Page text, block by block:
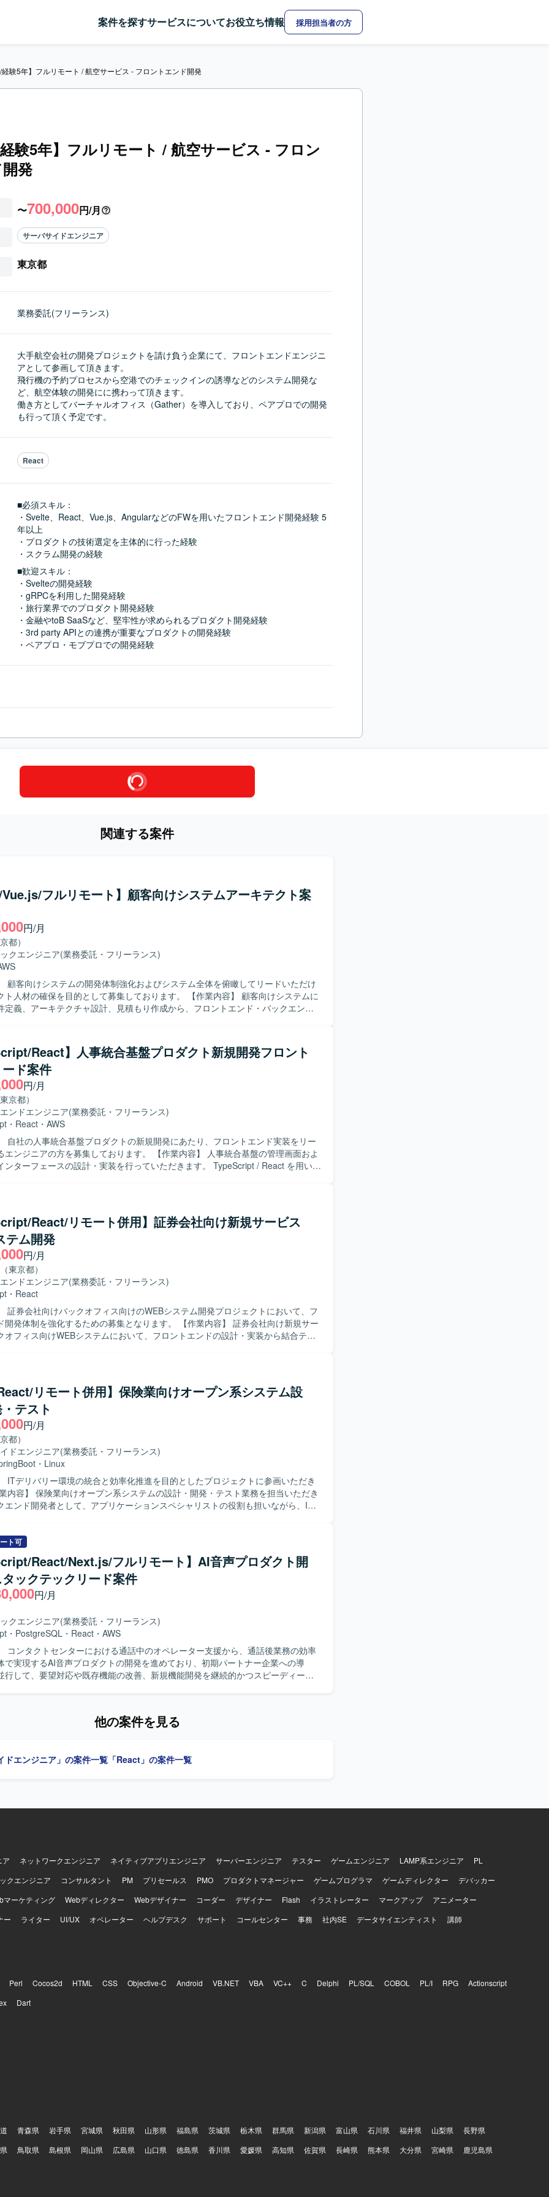
案件を探すサービスについてお役立ち情報 採用担当者の方
験5年】フルリモート / 航空サービス - フロントエンド開発
験5年】フルリモート / 航空サービス - フロン
発
〜700,000円/月
サーバサイドエンジニア
東京都
業務委託(フリーランス)
大手航空会社の開発プロジェクトを請け負う企業にて、フロントエンドエンジニ
アとして参画して頂きます。
飛行機の予約プロセスから空港でのチェックインの誘導などのシステム開発な
ど、航空体験の開発にに携わって頂きます。
働き方としてバーチャルオフィス（Gather）を導入しており、ペアプロでの開発
も行って頂く予定です。
React
■必須スキル：
・Svelte、React、Vue.js、AngularなどのFWを用いたフロントエンド開発経験 5
年以上
・プロダクトの技術選定を主体的に行った経験
・スクラム開発の経験
■歓迎スキル：
・Svelteの開発経験
・gRPCを利用した開発経験
・旅行業界でのプロダクト開発経験
・金融やtoB SaaSなど、堅牢性が求められるプロダクト開発経験
・3rd party APIとの連携が重要なプロダクトの開発経験
・ペアプロ・モブプロでの開発経験
関連する案件
フルリモート】顧客向けシステムアーキテクト案
円/月
都）
クエンジニア(業務委託・フリーランス)
顧客向けシステムの開発体制強化およびシステム全体を俯瞰してリードいただけ
確保を目的として募集しております。 【作業内容】 顧客向けシステムに
定義、アーキテクチャ設計、見積もり作成から、フロントエンド・バックエンド
す。 【求める人物像】 システム全体を俯瞰しながら、フロン
バックエンド、インフラまで一貫して主体的に関わることができる方を求めてお
とのコミュニケーションを通じて技術提案を行い、技術的負債の解消や継続的な
る方が望ましいです。 【ポジションの魅力】 フロントエンドからイ
広い技術領域に関わりながら、アーキテクトとして技術選定やシステム全体設計
ポジションです。 複数のクラウドサービスやモダンなフロントエンド技術を活用
で含めた一気通貫の経験を積むことができます。 【開発環境】 フロントエ
Vue.js等を用い、バックエンドではAPI設計・実装を行います。 インフラおよび
、GCP、Azureのいずれかを利用し、TerraformやCDKなどのIaCを活用した構成
す。 また、CMSの導入や外部API・サービスとの連携も行っております。
React】人事統合基盤プロダクト新規開発フロント
ド案件
円/月
京都）
ンドエンジニア(業務委託・フリーランス)
・ React ・ AWS
自社の人事統合基盤プロダクトの新規開発にあたり、フロントエンド実装をリー
の方を募集しております。 【作業内容】 人事統合基盤の管理画面およ
ンターフェースの設計・実装を行っていただきます。 TypeScript / React を用いた
だきます。 【求める人物像】 AIツールを積極的に取り入れ、自
産性を高めていける方を求めております。 社員エンジニアへ技術やノウハウをわ
有できるコミュニケーション力をお持ちの方を歓迎いたします。 仕様が確定しき
ェーズでも、課題を整理しながら主体的に推進できる方を想定しております。 長
や拡張性を意識したアーキテクチャ設計ができる方にマッチするポジションで
関わっていただけます。 AIコーディングツールを積極的に活用しながら、開発フ
ジの整備を主導できる環境です。 長期的なプロジェクトの中で、UI/UXやアーキ
思想をプロダクト全体に反映していく経験を積んでいただけます。 【開発環
を使用し、フレームワークとしてReactを採用しております。 インフラ
S3, ECS）を利用しており、GitHubやSlack、Backlogなどのツールを用
React/リモート併用】証券会社向け新規サービス
テム開発
円/月
東京都）
ンドエンジニア(業務委託・フリーランス)
・ React
証券会社向けバックオフィス向けのWEBシステム開発プロジェクトにおいて、フ
を強化するための募集となります。 【作業内容】 証券会社向け新規サー
オフィス向けWEBシステムにおいて、フロントエンドの設計・実装から結合テス
円滑にコミュニケーションを取りながら開発を進めていただける方を歓迎いたし
ながらフロントエンド技術力を高めていただけます。バックエンド技術にも触れ
め、フルスタック志向の方にも適したポジションとなっております。 【開発環
、TypeScript、Java、SpringBootなどを用いたWEBシステム開発環境となってお
リモート併用】保険業向けオープン系システム設
テスト
円/月
都）
ドエンジニア(業務委託・フリーランス)
・ Linux
ITデリバリー環境の統合と効率化推進を目的としたプロジェクトに参画いただき
エンド開発者として、アプリケーションスペシャリストの役割も担いながら、IT
ジションの魅力】 保険業向けの大規模なオープン系シス
わることで、バックエンドからフロントエンドまで幅広い技術スタックを活用し
バリー環境の統合や効率化に貢献する経験を積むことができます。 【開発環
Boot、Node.js、JavaScript／TypeScript、React、Angular、Next.js、Linux
ト可
React/Next.js/フルリモート】AI音声プロダクト開
ックテックリード案件
円/月
クエンジニア(業務委託・フリーランス)
・ PostgreSQL ・ React ・ AWS
コンタクトセンターにおける通話中のオペレーター支援から、通話後業務の効率
で実現するAI音声プロダクトの開発を進めており、初期パートナー企業への導
行して、要望対応や既存機能の改善、新規機能開発を継続的かつスピーディーに
およびバックエンドの設計・開発・運用を行っていただきます。TypeScriptを中心
的な改善に取り組んでいただきます。また、プロダクトの成長や顧客価値を踏ま
の役割分担、情報共有方法の改善、チームメンバーへの技術的な支援やナレッジ
でなく、顧客価値や事業上の優先順位を踏まえて判断できる方、不具合や個別要
関係者を巻き込みながら開発を進められる方、プロダクトマネージャーやプロジ
ジャーと建設的に議論できる方、チームメンバーの経験や強みを尊重しつつ技術
レッジ共有ができる方にご参画いただきたいと考えています。開発速度と品質の
、継続的な改善に取り組める方を期待しています。 【ポジションの魅力】 AI
先順位やアーキテクチャ、チームの進め方そのものを見直していく余地が大きい
して技術面だけでなくチームの開発推進にも関与でき、通話中のリアルタイム支
他の案件を見る
ドエンジニア」の案件一覧 「React」の案件一覧
ア ネットワークエンジニア ネイティブアプリエンジニア サーバーエンジニア テスター ゲームエンジニア LAMP系エンジニア
PL
クエンジニア
コンサルタント PM プリセールス PMO プロダクトマネージャー ゲームプログラマ ゲームディレクター
デバッカー
マーケティング
Webディレクター Webデザイナー コーダー デザイナー Flash イラストレーター マークアップ
アニメーター
ー
ライター UI/UX オペレーター ヘルプデスク サポート コールセンター 事務 社内SE データサイエンティスト 講師
Perl Cocos2d HTML CSS Objective-C Android VB.NET VBA VC++ C Delphi PL/SQL COBOL PL/I RPG
Actionscript
Dart
青森県 岩手県 宮城県 秋田県 山形県 福島県 茨城県 栃木県 群馬県 新潟県 富山県 石川県 福井県 山梨県
長野県
鳥取県 島根県 岡山県 広島県 山口県 徳島県 香川県 愛媛県 高知県 佐賀県 長崎県 熊本県 大分県 宮崎県 鹿児島県